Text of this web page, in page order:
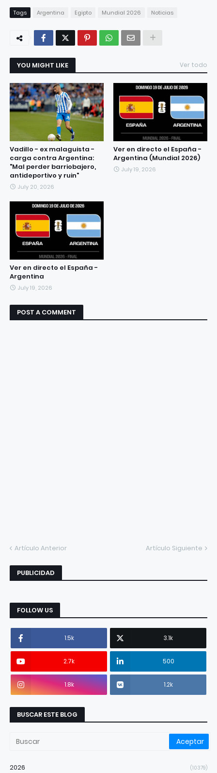
Tags Argentina Egipto Mundial 2026 Noticias
YOU MIGHT LIKE Ver todo
Vadillo - ex malaguista -
carga contra Argentina:
"Mal perder barriobajero,
antideportivo y ruin"
July 20, 2026
Ver en directo el España -
Argentina (Mundial 2026)
July 19, 2026
Ver en directo el España -
Argentina
July 19, 2026
POST A COMMENT
Artículo Anterior Artículo Siguiente
PUBLICIDAD
FOLLOW US
1.5k 3.1k
2.7k 500
1.8k 1.2k
BUSCAR ESTE BLOG
2026 (10379)